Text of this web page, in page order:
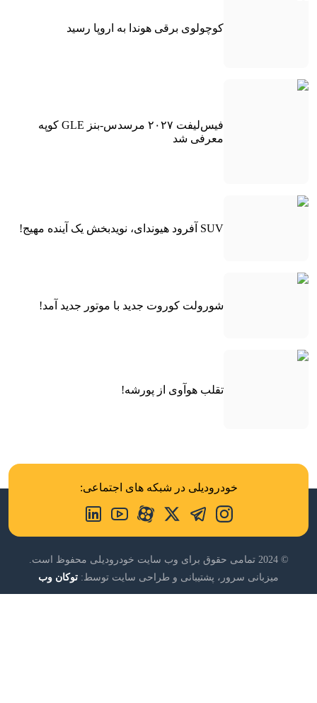
کوچولوی برقی هوندا به اروپا رسید
فیس‌لیفت ۲۰۲۷ مرسدس-بنز GLE کوپه
معرفی شد
SUV آفرود هیوندای، نویدبخش یک آینده مهیج!
شورولت کوروت جدید با موتور جدید آمد!
تقلب هوآوی از پورشه!
خودرودیلی در شبکه های اجتماعی:
© 2024 تمامی حقوق برای وب سایت خودرودیلی محفوظ است.
میزبانی سرور، پشتیبانی و طراحی سایت توسط: توکان وب